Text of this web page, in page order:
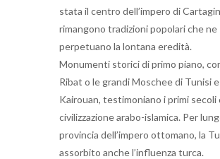
stata il centro dell’impero di
rimangono tradizioni popolari che ne
perpetuano la lontana eredità.
Monumenti storici di primo piano,
Ribat o le grandi Moschee di Tunisi e
Kairouan, testimoniano i primi secoli
civilizzazione arabo-islamica. Per
provincia dell’impero ottomano, la
assorbito anche l’influenza turca.